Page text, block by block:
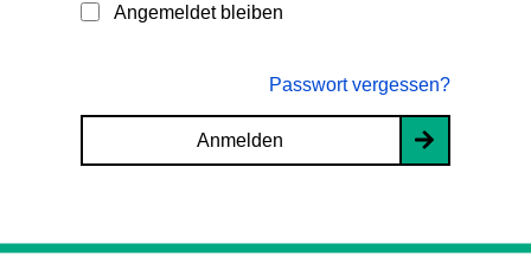
Angemeldet bleiben
Passwort vergessen?
Anmelden